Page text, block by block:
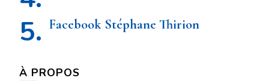
Facebook Stéphane Thirion
À PROPOS